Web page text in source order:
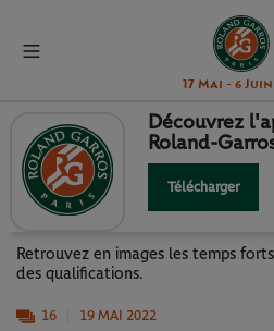
17 Mai - 6 Juin
LA J4 DES
IMAGES
Retrouvez en images les temps
des qualifications.
16 19 MAI 2022
Découvrez
Roland-
Télécharger